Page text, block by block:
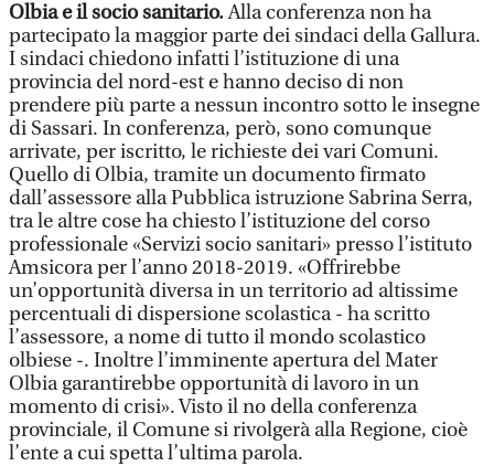
Olbia e il socio sanitario.Alla conferenza non ha
partecipato la maggior parte dei sindaci della Gallura.
I sindaci chiedono infatti l’istituzione di una
provincia del nord-est e hanno deciso di non
prendere più parte a nessun incontro sotto le insegne
di Sassari. In conferenza, però, sono comunque
arrivate, per iscritto, le richieste dei vari Comuni.
Quello di Olbia, tramite un documento firmato
dall’assessore alla Pubblica istruzione Sabrina Serra,
tra le altre cose ha chiesto l’istituzione del corso
professionale «Servizi socio sanitari» presso l’istituto
Amsicora per l’anno 2018-2019. «Offrirebbe
un’opportunità diversa in un territorio ad altissime
percentuali di dispersione scolastica - ha scritto
l’assessore, a nome di tutto il mondo scolastico
olbiese -. Inoltre l’imminente apertura del Mater
Olbia garantirebbe opportunità di lavoro in un
momento di crisi». Visto il no della conferenza
provinciale, il Comune si rivolgerà alla Regione, cioè
l’ente a cui spetta l’ultima parola.